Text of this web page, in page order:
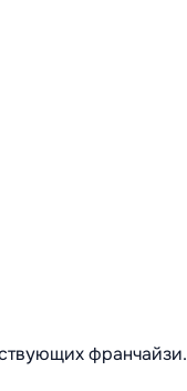
франчайзи.